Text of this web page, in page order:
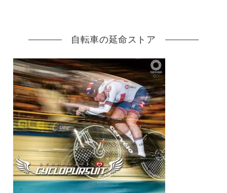
自転車の延命ストア